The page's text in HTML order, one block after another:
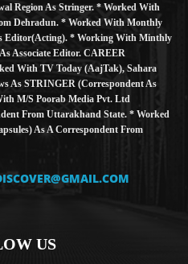
Region As Stringer. * Worked With
Dehradun. * Worked With Monthly
Editor(Acting). * Working With Minthly
Associate Editor. CAREER
With TV Today (AajTak), Sahara
As STRINGER (Correspondent As
M/S Poorab Media Pvt. Ltd
From Uttarakhand State. * Worked
As A Correspondent From
US